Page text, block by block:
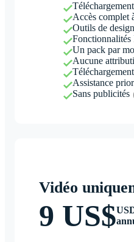
Accès complet
Outils de
Un pack par
Aucune
Assistance
Sans publicités
Vidéo
9 US$